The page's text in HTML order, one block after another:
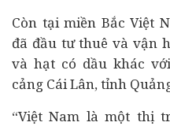
Còn tại miền Bắc Việt
đã đầu tư thuê và vận
và hạt có dầu khác
cảng Cái Lân, tỉnh
“Việt Nam là một thị